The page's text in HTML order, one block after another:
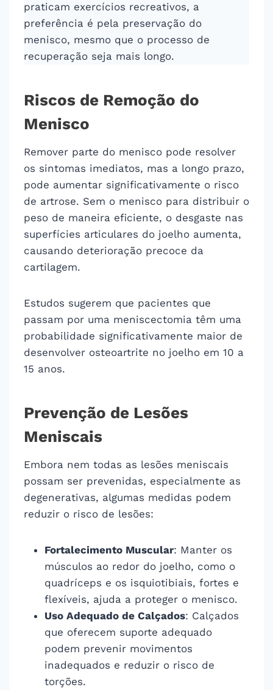
praticam exercícios recreativos, a
preferência é pela preservação do
menisco, mesmo que o processo de
recuperação seja mais longo.
Riscos de Remoção do
Menisco
Remover parte do menisco pode resolver
os sintomas imediatos, mas a longo prazo,
pode aumentar significativamente o risco
de artrose. Sem o menisco para distribuir o
peso de maneira eficiente, o desgaste nas
superfícies articulares do joelho aumenta,
causando deterioração precoce da
cartilagem.
Estudos sugerem que pacientes que
passam por uma meniscectomia têm uma
probabilidade significativamente maior de
desenvolver osteoartrite no joelho em 10 a
15 anos.
Prevenção de Lesões
Meniscais
Embora nem todas as lesões meniscais
possam ser prevenidas, especialmente as
degenerativas, algumas medidas podem
reduzir o risco de lesões:
Fortalecimento Muscular: Manter os
músculos ao redor do joelho, como o
quadríceps e os isquiotibiais, fortes e
flexíveis, ajuda a proteger o menisco.
Uso Adequado de Calçados: Calçados
que oferecem suporte adequado
podem prevenir movimentos
inadequados e reduzir o risco de
torções.